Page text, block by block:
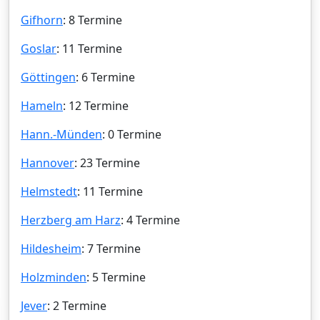
Gifhorn: 8 Termine
Goslar: 11 Termine
Göttingen: 6 Termine
Hameln: 12 Termine
Hann.-Münden: 0 Termine
Hannover: 23 Termine
Helmstedt: 11 Termine
Herzberg am Harz: 4 Termine
Hildesheim: 7 Termine
Holzminden: 5 Termine
Jever: 2 Termine